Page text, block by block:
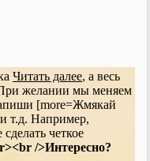
Читать далее, а весь
При желании мы меняем
[more=Жмякай
т.д. Например,
четкое
/>Интересно?